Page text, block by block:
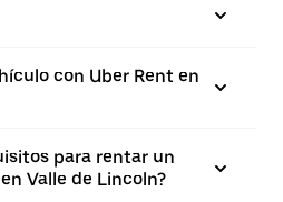
con Uber Rent en
para rentar un
Valle de Lincoln?